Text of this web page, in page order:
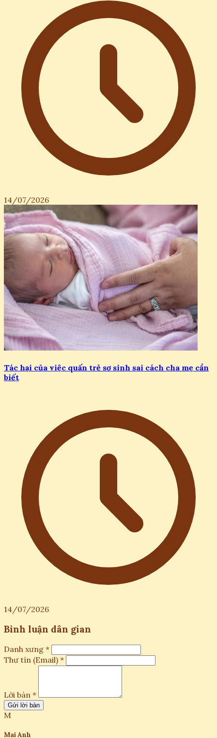
14/07/2026
Tác hại của việc quấn trẻ sơ sinh sai cách cha mẹ cần
biết
14/07/2026
Bình luận dân gian
Danh xưng *
Thư tín (Email) *
Lời bàn *
Gửi lời bàn
M
Mai Anh